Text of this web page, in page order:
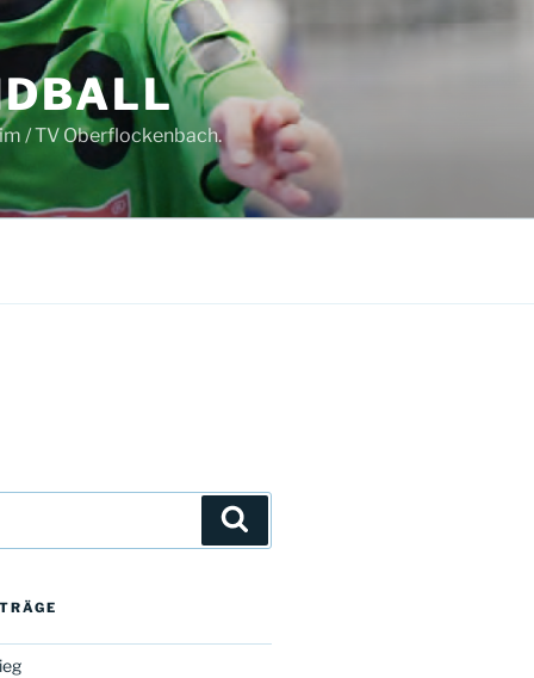
/ TV Oberflockenbach.